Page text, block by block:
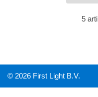
5
© 2026 First Light B.V.